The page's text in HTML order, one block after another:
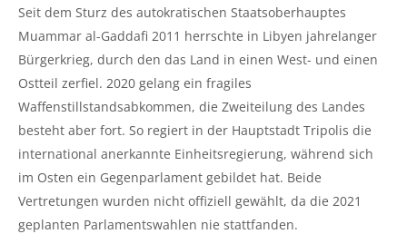
Seit dem Sturz des autokratischen Staatsoberhauptes
Muammar al-Gaddafi 2011 herrschte in Libyen jahrelanger
Bürgerkrieg, durch den das Land in einen West- und einen
Ostteil zerfiel. 2020 gelang ein fragiles
Waffenstillstandsabkommen, die Zweiteilung des Landes
besteht aber fort. So regiert in der Hauptstadt Tripolis die
international anerkannte Einheitsregierung, während sich
im Osten ein Gegenparlament gebildet hat. Beide
Vertretungen wurden nicht offiziell gewählt, da die 2021
geplanten Parlamentswahlen nie stattfanden.